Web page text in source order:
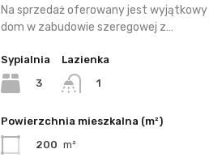
Na sprzedaż oferowany jest wyjątkowy
dom w zabudowie szeregowej z…
Sypialnia
3
Lazienka
1
Powierzchnia mieszkalna (m²)
200 m²